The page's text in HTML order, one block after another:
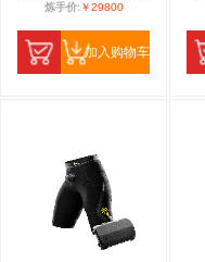
炼手价:￥29800
加入购物车